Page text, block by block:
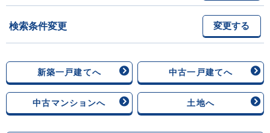
検索条件変更 変更する
新築一戸建てへ 中古一戸建てへ
中古マンションへ 土地へ